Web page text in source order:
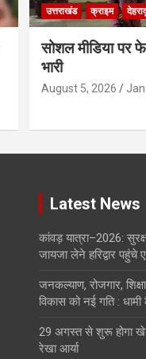
उत्तराखंड क्राइम
सोशल मीडिया पर
भारी
August 5, 2026
Latest News
कांवड़ यात्रा–2026:
जायजा लेने हरिद्वार पहुंचे
जनकल्याण, रोजगार,
विकास को नई गति :
29 अगस्त से शुरू होगा खेल
रेखा आर्या